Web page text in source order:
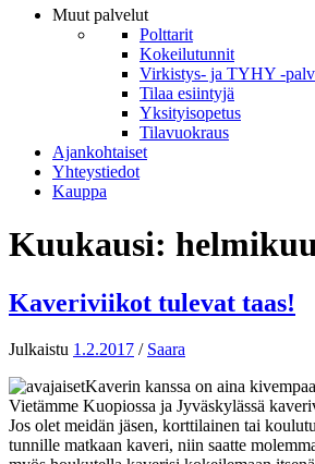
Muut palvelut
Polttarit
Kokeilutunnit
Virkistys- ja TYHY -
Tilaa esiintyjä
Yksityisopetus
Tilavuokraus
Ajankohtaiset
Yhteystiedot
Kauppa
Kuukausi:
Kaveriviikot tulevat taas!
Julkaistu 1.2.2017 / Saara
Kaverin kanssa on aina
Vietämme Kuopiossa ja Jyväskylässä
Jos olet meidän jäsen, korttilainen tai
tunnille matkaan kaveri, niin saatte